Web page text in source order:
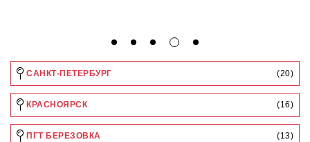
САНКТ-ПЕТЕРБУРГ (20)
КРАСНОЯРСК (16)
ПГТ БЕРЕЗОВКА (13)